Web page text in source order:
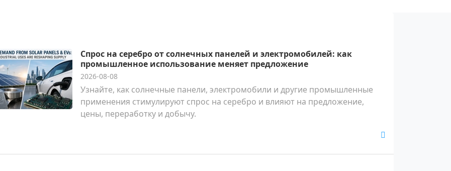
Спрос на серебро от солнечных панелей и электромобилей: как
промышленное использование меняет предложение
2026-08-08
Узнайте, как солнечные панели, электромобили и другие промышленные
применения стимулируют спрос на серебро и влияют на предложение,
цены, переработку и добычу.